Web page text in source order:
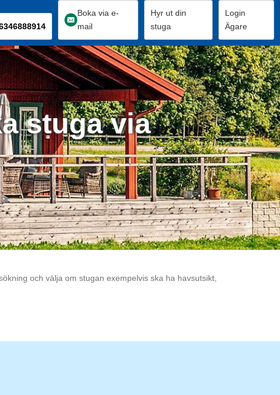
Boka via e-
mail
Hyr ut din
stuga
Login
Ägare
stuga via
och välja om stugan exempelvis ska ha havsutsikt,